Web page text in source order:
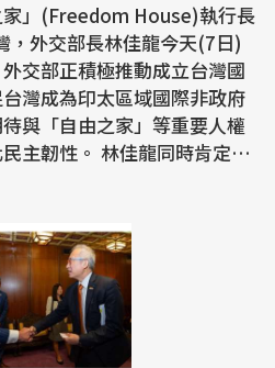
家」(Freedom House)執行長
外交部長林佳龍今天(7日)
交部正積極推動成立台灣國
灣成為印太區域國際非政府
與「自由之家」等重要人權
林佳龍同時肯定